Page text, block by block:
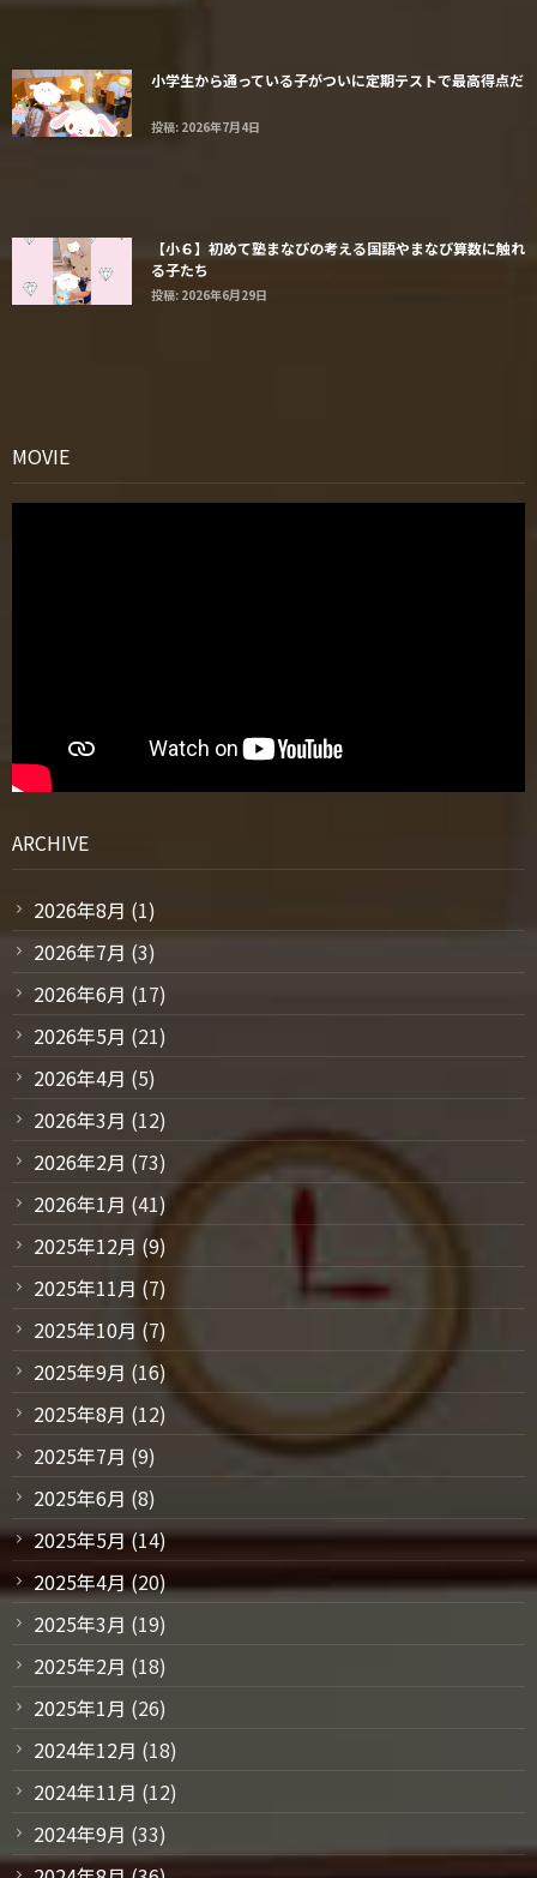
小学生から通っている子がついに定期テストで最高得点だ
投稿: 2026年7月4日
【小６】初めて塾まなびの考える国語やまなび算数に触れ
る子たち
投稿: 2026年6月29日
MOVIE
ARCHIVE
2026年8月 (1)
2026年7月 (3)
2026年6月 (17)
2026年5月 (21)
2026年4月 (5)
2026年3月 (12)
2026年2月 (73)
2026年1月 (41)
2025年12月 (9)
2025年11月 (7)
2025年10月 (7)
2025年9月 (16)
2025年8月 (12)
2025年7月 (9)
2025年6月 (8)
2025年5月(14)
2025年4月 (20)
2025年3月 (19)
2025年2月 (18)
2025年1月 (26)
2024年12月 (18)
2024年11月 (12)
2024年9月 (33)